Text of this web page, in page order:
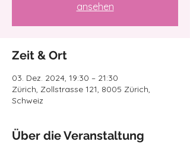
ansehen
Zeit & Ort
03. Dez. 2024, 19:30 – 21:30
Zürich, Zollstrasse 121, 8005 Zürich,
Schweiz
Über die Veranstaltung